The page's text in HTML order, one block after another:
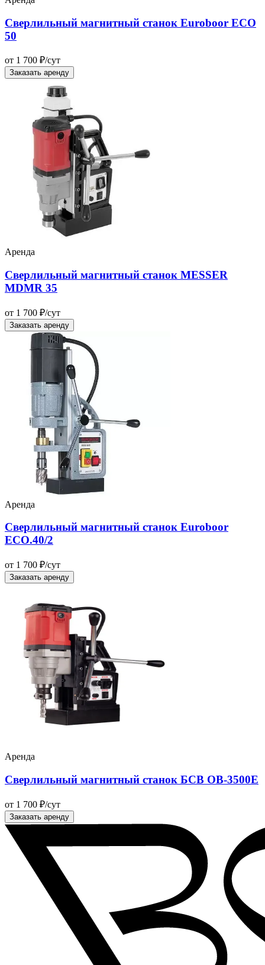
Сверлильный магнитный станок Euroboor ECO
50
от 1 700 ₽/сут
Заказать аренду
Аренда
Сверлильный магнитный станок MESSER
MDMR 35
от 1 700 ₽/сут
Заказать аренду
Аренда
Сверлильный магнитный станок Euroboor
ECO.40/2
от 1 700 ₽/сут
Заказать аренду
Аренда
Сверлильный магнитный станок БСВ OB-3500E
от 1 700 ₽/сут
Заказать аренду